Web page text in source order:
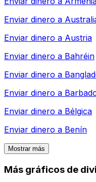
Enviar dinero a
Enviar dinero a Austria
Enviar dinero a Bahréin
Enviar dinero a
Enviar dinero a
Enviar dinero a Bélgica
Enviar dinero a Benín
Mostrar más
Más gráficos de